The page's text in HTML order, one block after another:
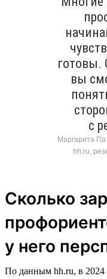
готовы.
вы
с
Маргарита
hh.ru,
Сколько
у него
По данным hh.ru, в 2024